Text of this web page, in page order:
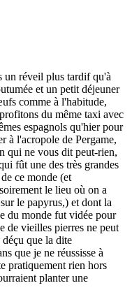
un réveil plus tardif qu'à
et un petit déjeuner
comme à l'habitude,
du même taxi avec
espagnols qu'hier pour
à l'acropole de Pergame,
qui ne vous dit peut-rien,
fût une des très grandes
ce monde (et
le lieu où on a
le papyrus,) et dont la
du monde fut vidée pour
de vieilles pierres ne peut
que la dite
que je ne réussisse à
pratiquement rien hors
planter une